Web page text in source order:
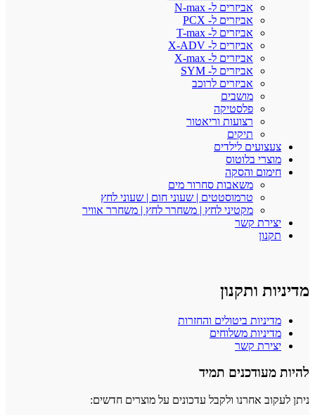
אביזרים ל- N-max
אביזרים ל- PCX
אביזרים ל- T-max
אביזרים ל- X-ADV
אביזרים ל- X-max
אביזרים ל- SYM
אביזרים לרוכב
מושבים
פלסטיקה
רצועות וריאטור
תיקים
צעצועים לילדים
מוצרי בלוטוס
חימום והסקה
משאבות סחרור מים
טרמוסטטים | שעוני חום | שעוני לחץ
מקטיני לחץ | משחרר לחץ | משחרר אוויר
יצירת קשר
תקנון
מדיניות ותקנון
מדיניות ביטולים והחזרות
מדיניות משלוחים
יצירת קשר
להיות מעודכנים תמיד
ניתן לעקוב אחרנו ולקבל עדכונים על מוצרים חדשים: